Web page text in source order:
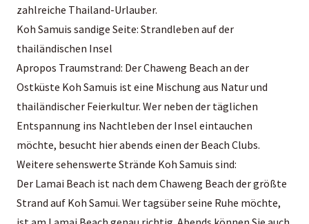
zahlreiche Thailand-Urlauber.
Koh Samuis sandige Seite: Strandleben auf der
thailändischen Insel
Apropos Traumstrand: Der Chaweng Beach an der
Ostküste Koh Samuis ist eine Mischung aus Natur und
thailändischer Feierkultur. Wer neben der täglichen
Entspannung ins Nachtleben der Insel eintauchen
möchte, besucht hier abends einen der Beach Clubs.
Weitere sehenswerte Strände Koh Samuis sind:
Der Lamai Beach ist nach dem Chaweng Beach der größte
Strand auf Koh Samui. Wer tagsüber seine Ruhe möchte,